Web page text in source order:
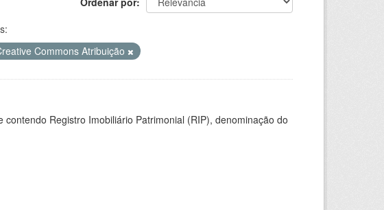
Commons Atribuição
Registro Imobiliário Patrimonial (RIP), denominação do